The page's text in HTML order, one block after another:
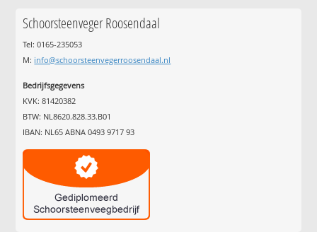
Schoorsteenveger Roosendaal
Tel: 0165-235053
M: info@schoorsteenvegerroosendaal.nl
Bedrijfsgegevens
KVK: 81420382
BTW: NL8620.828.33.B01
IBAN: NL65 ABNA 0493 9717 93